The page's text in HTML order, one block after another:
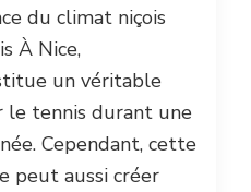
du climat niçois
À Nice,
un véritable
tennis durant une
Cependant, cette
peut aussi créer